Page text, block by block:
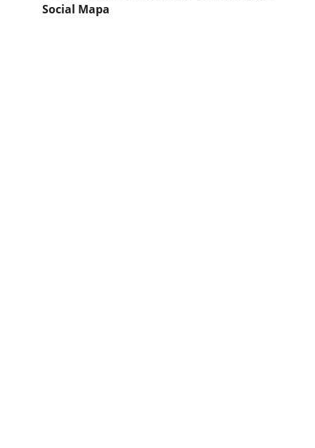
Social Mapa